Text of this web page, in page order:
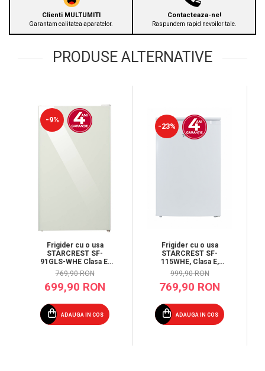
Clienti MULTUMITI
Garantam calitatea aparatelor.
Contacteaza-ne!
Raspundem rapid nevoilor tale.
PRODUSE ALTERNATIVE
-9%
Frigider cu o usa
STARCREST SF-
91GLS-WHE Clasa E,
Capacitate 91L,
Iluminare interioara, H
83 cm, Sticla Alba
769,90 RON
699,90 RON
ADAUGA IN COS
-23%
Frigider cu o usa
STARCREST SF-
115WHE, Clasa E,
Capacitate 115L,
Iluminare interioara, H
84.7 cm, Alb
999,90 RON
769,90 RON
ADAUGA IN COS